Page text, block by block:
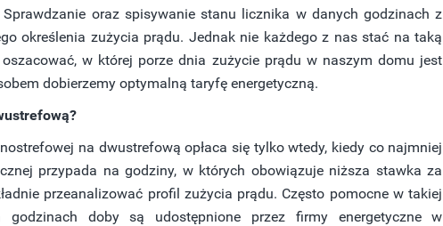
oraz spisywanie stanu licznika w danych godzinach z
określenia zużycia prądu. Jednak nie każdego z nas stać na taką
w której porze dnia zużycie prądu w naszym domu jest
dobierzemy optymalną taryfę energetyczną.
na dwustrefową opłaca się tylko wtedy, kiedy co najmniej
przypada na godziny, w których obowiązuje niższa stawka za
przeanalizować profil zużycia prądu. Często pomocne w takiej
doby są udostępnione przez firmy energetyczne w